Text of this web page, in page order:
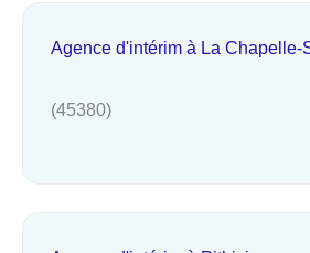
Agence d'intérim à La Chapelle-
(45380)